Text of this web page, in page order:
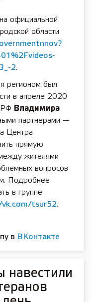
официальной
области
2.
регионом был
в апреле 2020
РФ
Владимира
партнерами —
Центра
прямую
жителями
вопросов
Подробнее
в группе
tsur52.
в ВКонтакте
навестили